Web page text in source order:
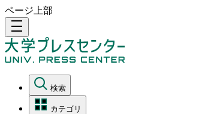
ページ上部
density_medium
検索
カテゴリ